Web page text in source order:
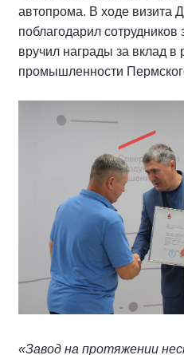
автопрома. В ходе визита
поблагодарил
вручил награды за вклад в
промышленности
«Завод на протяжении